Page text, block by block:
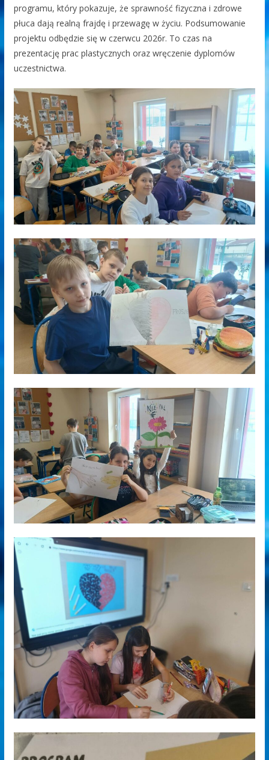
programu, który pokazuje, że sprawność fizyczna i zdrowe
płuca dają realną frajdę i przewagę w życiu. Podsumowanie
projektu odbędzie się w czerwcu 2026r. To czas na
prezentację prac plastycznych oraz wręczenie dyplomów
uczestnictwa.